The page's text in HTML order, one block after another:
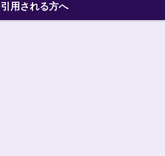
用される方へ